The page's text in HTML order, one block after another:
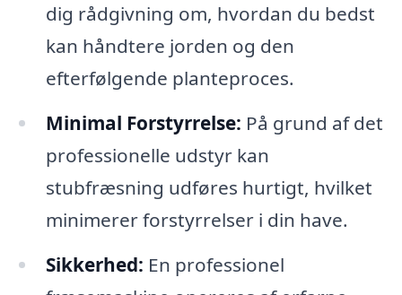
dig rådgivning om, hvordan du bedst
kan håndtere jorden og den
efterfølgende planteproces.
Minimal Forstyrrelse: På grund af det
professionelle udstyr kan
stubfræsning udføres hurtigt, hvilket
minimerer forstyrrelser i din have.
Sikkerhed: En professionel